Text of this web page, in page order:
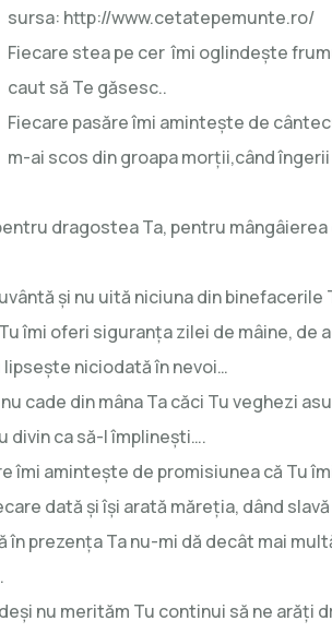
sursa: http://www.cetatepemunte.ro/
Fiecare stea pe cer îmi oglindeşte
caut să Te găsesc..
Fiecare pasăre îmi aminteşte de
m-ai scos din groapa morţii,când
dragostea Ta, pentru
şi nu uită niciuna din binefacerile
îmi oferi siguranţa zilei de mâine, de
niciodată în nevoi…
cade din mâna Ta căci Tu veghezi
divin ca să-l împlineşti….
îmi aminteşte de promisiunea că Tu
dată şi îşi arată măreţia, dând
prezenţa Ta nu-mi dă decât mai
nu merităm Tu continui să ne arăţi